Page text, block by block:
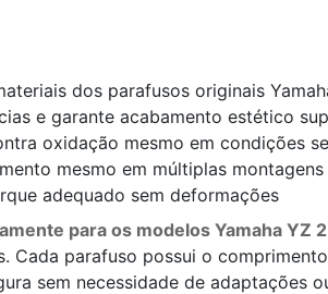
dos parafusos originais
e garante acabamento estético
oxidação mesmo em condições
mesmo em múltiplas montagens
adequado sem deformações
para os modelos Yamaha YZ
parafuso possui o
sem necessidade de adaptações